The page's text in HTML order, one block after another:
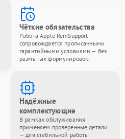
Чёткие обязательства
Работа Apple RemSupport
сопровождается прописанными
гарантийными условиями — без
размытых формулировок.
Надёжные
комплектующие
В рамках обслуживания
применяем проверенные детали
— для стабильной работы